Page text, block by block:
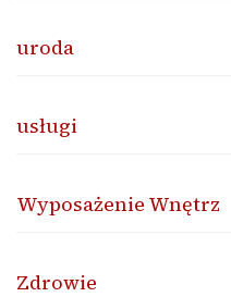
uroda
usługi
Wyposażenie Wnętrz
Zdrowie